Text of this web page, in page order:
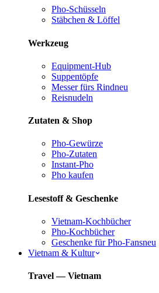
Pho-Schüsseln
Stäbchen & Löffel
Werkzeug
Equipment-Hub
Suppentöpfe
Messer fürs Rindneu
Reisnudeln
Zutaten & Shop
Pho-Gewürze
Pho-Zutaten
Instant-Pho
Pho kaufen
Lesestoff & Geschenke
Vietnam-Kochbücher
Pho-Kochbücher
Geschenke für Pho-Fansneu
Vietnam & Kultur
Travel — Vietnam